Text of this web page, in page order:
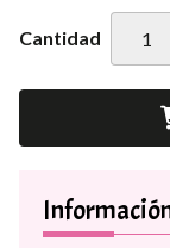
Cantidad